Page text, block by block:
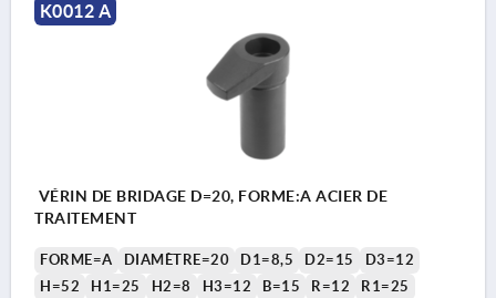
K0012 A
VÉRIN DE BRIDAGE D=20, FORME:A ACIER DE
TRAITEMENT
FORME=A DIAMÈTRE=20 D1=8,5 D2=15
D3=12
H=52
H1=25 H2=8 H3=12 B=15 R=12
R1=25